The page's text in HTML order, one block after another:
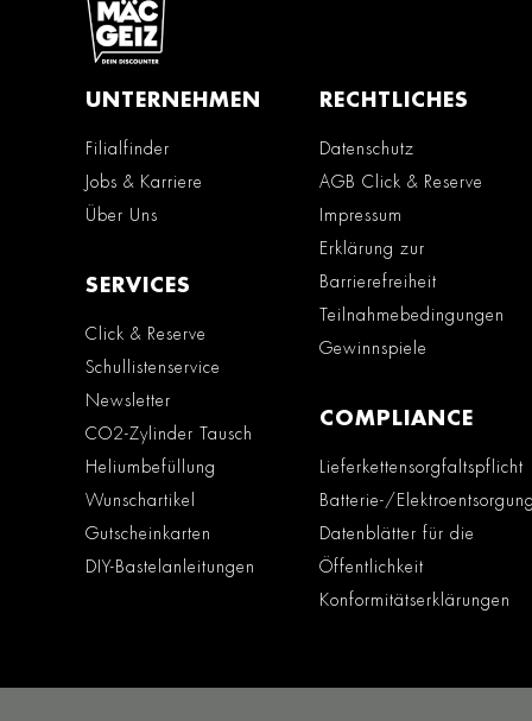
UNTERNEHMEN
Filialfinder
Jobs & Karriere
Über Uns
SERVICES
Click & Reserve
Schullistenservice
Newsletter
CO2-Zylinder Tausch
Heliumbefüllung
Wunschartikel
Gutscheinkarten
DIY-Bastelanleitungen
RECHTLICHES
Datenschutz
AGB Click & Reserve
Impressum
Erklärung zur
Barrierefreiheit
Teilnahmebedingungen
Gewinnspiele
COMPLIANCE
Lieferkettensorgfaltspflicht
Batterie-/Elektroentsorgung
Datenblätter für die
Öffentlichkeit
Konformitätserklärungen